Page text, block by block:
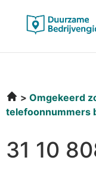
Omgekeerd
telefoonnummers
31 10